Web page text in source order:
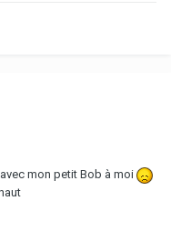
mon petit Bob à moi